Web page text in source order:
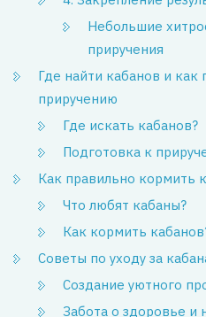
Небольшие
приручения
Где найти кабанов и как
приручению
Где искать кабанов?
Подготовка к
Как правильно кормить
Что любят кабаны?
Как кормить
Советы по уходу за
Создание уютного
Забота о здоровье и